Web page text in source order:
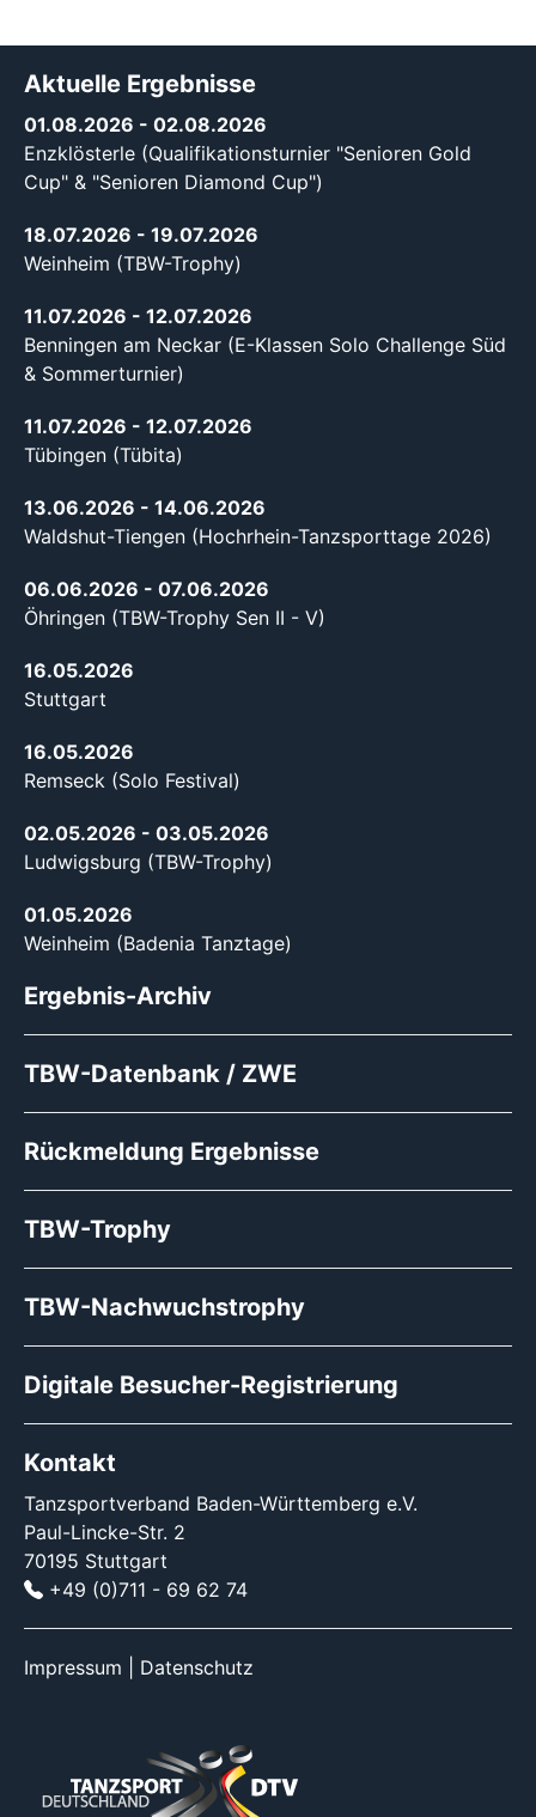
Aktuelle Ergebnisse
01.08.2026 - 02.08.2026
Enzklösterle (Qualifikationsturnier "Senioren Gold
Cup" & "Senioren Diamond Cup")
18.07.2026 - 19.07.2026
Weinheim (TBW-Trophy)
11.07.2026 - 12.07.2026
Benningen am Neckar (E-Klassen Solo Challenge Süd
& Sommerturnier)
11.07.2026 - 12.07.2026
Tübingen (Tübita)
13.06.2026 - 14.06.2026
Waldshut-Tiengen (Hochrhein-Tanzsporttage 2026)
06.06.2026 - 07.06.2026
Öhringen (TBW-Trophy Sen II - V)
16.05.2026
Stuttgart
16.05.2026
Remseck (Solo Festival)
02.05.2026 - 03.05.2026
Ludwigsburg (TBW-Trophy)
01.05.2026
Weinheim (Badenia Tanztage)
Ergebnis-Archiv
TBW-Datenbank / ZWE
Rückmeldung Ergebnisse
TBW-Trophy
TBW-Nachwuchstrophy
Digitale Besucher-Registrierung
Kontakt
Tanzsportverband Baden-Württemberg e.V.
Paul-Lincke-Str. 2
70195 Stuttgart
+49 (0)711 - 69 62 74
Impressum Datenschutz